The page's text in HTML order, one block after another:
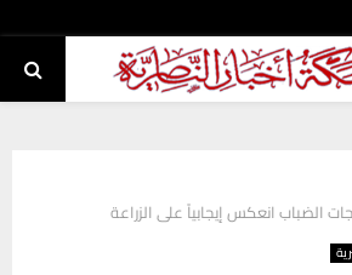
الضباب انعكس إيجابياً على الزراعة